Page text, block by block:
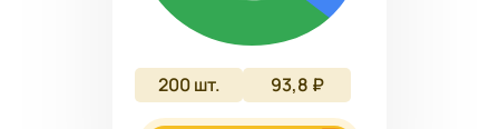
200 шт. 93,8 ₽